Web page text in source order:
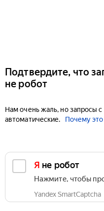
Подтвердите, что
не робот
Нам очень жаль, но запросы
автоматические.
Почему
Я не робот
Нажмите, чтобы
Yandex SmartCaptcha